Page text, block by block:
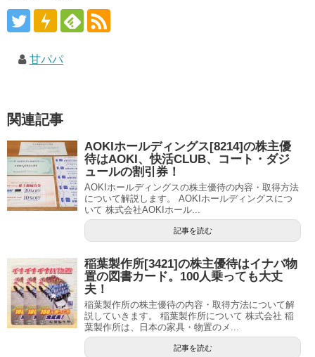
甘パパ
関連記事
AOKIホールディングス[8214]の株主優
待はAOKI、快活CLUB、コート・ダジ
ュールの割引券！
AOKIホールディングスの株主優待の内容・取得方法
について解説します。 AOKIホールディングスにつ
いて 株式会社AOKIホール...
記事を読む
稲葉製作所[3421]の株主優待はイナバ物
置の図書カード。100人乗っても大丈
夫！
稲葉製作所の株主優待の内容・取得方法について解
説していきます。 稲葉製作所について 株式会社 稲
葉製作所は、日本の家具・物置のメ...
記事を読む